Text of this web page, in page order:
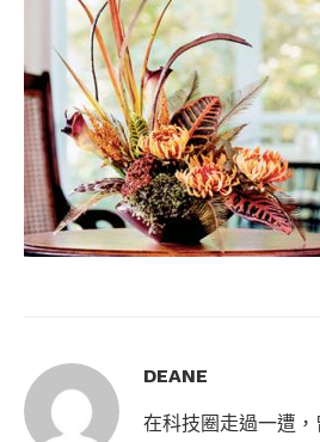
DEANE
在科技圈走過一遭